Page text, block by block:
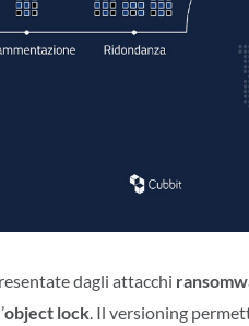
dagli attacchi
object lock. Il versioning